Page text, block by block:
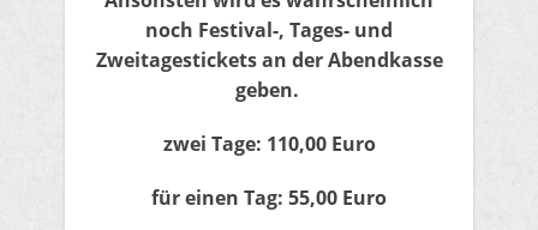
noch Festival-, Tages- und
Zweitagestickets an der Abendkasse
geben.
zwei Tage: 110,00 Euro
für einen Tag: 55,00 Euro